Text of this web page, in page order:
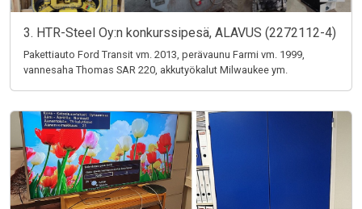
3. HTR-Steel Oy:n konkurssipesä, ALAVUS (2272112-4)
Pakettiauto Ford Transit vm. 2013, perävaunu Farmi vm. 1999,
vannesaha Thomas SAR 220, akkutyökalut Milwaukee ym.